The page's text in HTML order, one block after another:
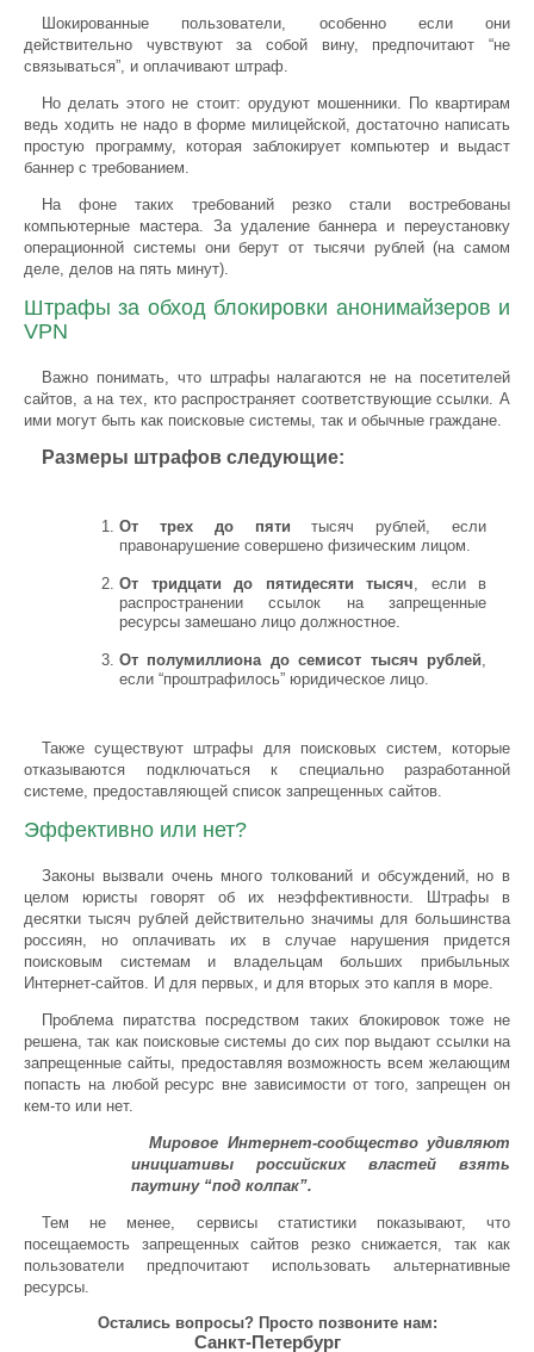
Шокированные пользователи, особенно если они
действительно чувствуют за собой вину, предпочитают “не
связываться”, и оплачивают штраф.
Но делать этого не стоит: орудуют мошенники. По квартирам
ведь ходить не надо в форме милицейской, достаточно написать
простую программу, которая заблокирует компьютер и выдаст
баннер с требованием.
На фоне таких требований резко стали востребованы
компьютерные мастера. За удаление баннера и переустановку
операционной системы они берут от тысячи рублей (на самом
деле, делов на пять минут).
Штрафы за обход блокировки анонимайзеров и
VPN
Важно понимать, что штрафы налагаются не на посетителей
сайтов, а на тех, кто распространяет соответствующие ссылки. А
ими могут быть как поисковые системы, так и обычные граждане.
Размеры штрафов следующие:
От трех до пяти тысяч рублей, если
правонарушение совершено физическим лицом.
От тридцати до пятидесяти тысяч, если в
распространении ссылок на запрещенные
ресурсы замешано лицо должностное.
От полумиллиона до семисот тысяч рублей,
если “проштрафилось” юридическое лицо.
Также существуют штрафы для поисковых систем, которые
отказываются подключаться к специально разработанной
системе, предоставляющей список запрещенных сайтов.
Эффективно или нет?
Законы вызвали очень много толкований и обсуждений, но в
целом юристы говорят об их неэффективности. Штрафы в
десятки тысяч рублей действительно значимы для большинства
россиян, но оплачивать их в случае нарушения придется
поисковым системам и владельцам больших прибыльных
Интернет-сайтов. И для первых, и для вторых это капля в море.
Проблема пиратства посредством таких блокировок тоже не
решена, так как поисковые системы до сих пор выдают ссылки на
запрещенные сайты, предоставляя возможность всем желающим
попасть на любой ресурс вне зависимости от того, запрещен он
кем-то или нет.
Мировое Интернет-сообщество удивляют
инициативы российских властей взять
паутину “под колпак”.
Тем не менее, сервисы статистики показывают, что
посещаемость запрещенных сайтов резко снижается, так как
пользователи предпочитают использовать альтернативные
ресурсы.
Остались вопросы? Просто позвоните нам:
Санкт-Петербург